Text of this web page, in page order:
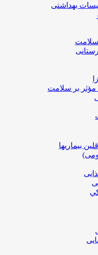
بهداشتی
سلامت
بر سلامت
بیماریها